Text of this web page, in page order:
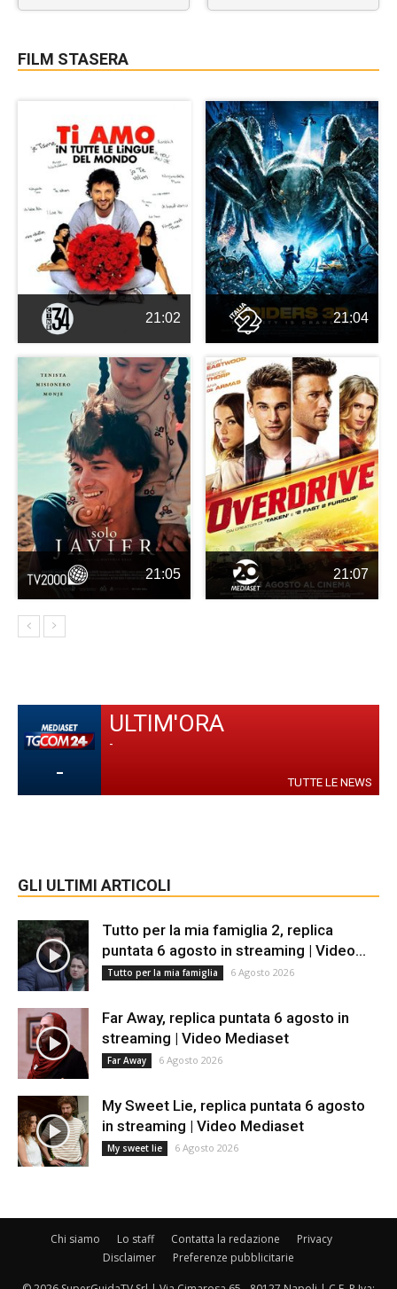
FILM STASERA
21:02 21:04
21:05 21:07
-
ULTIM'ORA
-
TUTTE LE NEWS
GLI ULTIMI ARTICOLI
Tutto per la mia famiglia 2, replica
puntata 6 agosto in streaming | Video...
Tutto per la mia famiglia 6 Agosto 2026
Far Away, replica puntata 6 agosto in
streaming | Video Mediaset
Far Away 6 Agosto 2026
My Sweet Lie, replica puntata 6 agosto
in streaming | Video Mediaset
My sweet lie 6 Agosto 2026
Chi siamo Lo staff Contatta la redazione
Privacy
Disclaimer
Preferenze pubblicitarie